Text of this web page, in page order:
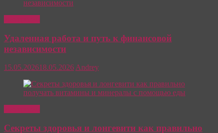
Удаленная работа и путь к финансовой
независимости
15.05.202618.05.2026 Andrey
Секреты здоровья и лонгевити как правильно